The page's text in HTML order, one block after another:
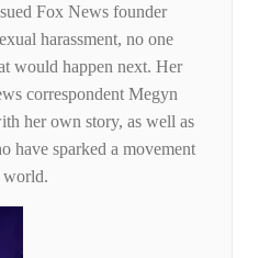
Fox News founder
harassment, no one
would happen next. Her
correspondent Megyn
her own story, as well as
have sparked a movement
world.